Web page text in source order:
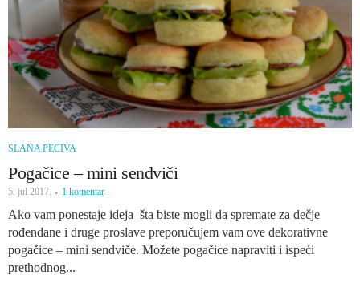
SLANA PECIVA
Pogačice – mini sendviči
5. jul 2017. 1 komentar
Ako vam ponestaje ideja šta biste mogli da spremate za dečje
rođendane i druge proslave preporučujem vam ove dekorativne
pogačice – mini sendviče. Možete pogačice napraviti i ispeći
prethodnog...